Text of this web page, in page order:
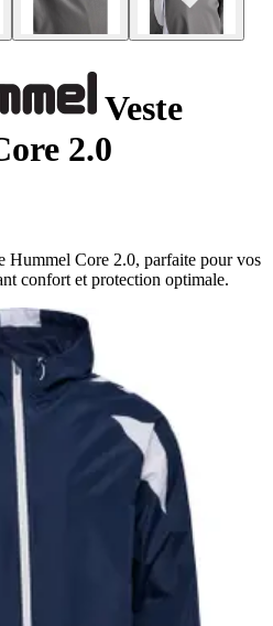
Veste
2.0
Hummel Core 2.0, parfaite pour vos
confort et protection optimale.